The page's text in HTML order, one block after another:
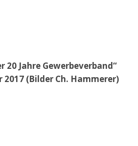
20 Jahre Gewerbeverband“
2017 (Bilder Ch. Hammerer)